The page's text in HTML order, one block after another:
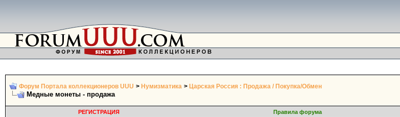
Форум Портала коллекционеров UUU > Нумизматика > Царская Россия : Продажа / Покупка/Обмен
Медные монеты - продажа
РЕГИСТРАЦИЯ
Правила форума